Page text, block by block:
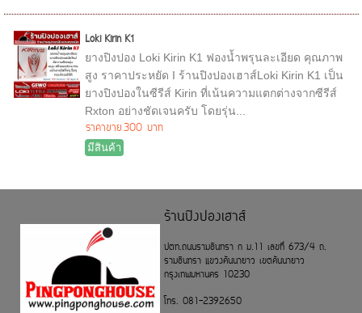
Loki Kirin K1
ยางปิงปอง Loki Kirin K1 ฟองน้ำพรุนละเอียด คุณภาพ
สูง ราคาประหยัด I ร้านปิงปองเฮาส์Loki Kirin K1 เป็น
ยางปิงปองในซีรีส์ Kirin ที่เน้นความแตกต่างจากซีรีส์
Rxton อย่างชัดเจนครับ โดยรุ่น...
ราคาขาย300 บาท
มีสินค้า
ร้านปิงปองเฮาส์
ปตท.ถนนรามอินทรา ก ม.11 เลขที่ 673/4 ถ.
รามอินทรา แขวงคันนายาว เขตคันนายาว
กรุงเทพมหานคร 10230
โทร. 081-2392650